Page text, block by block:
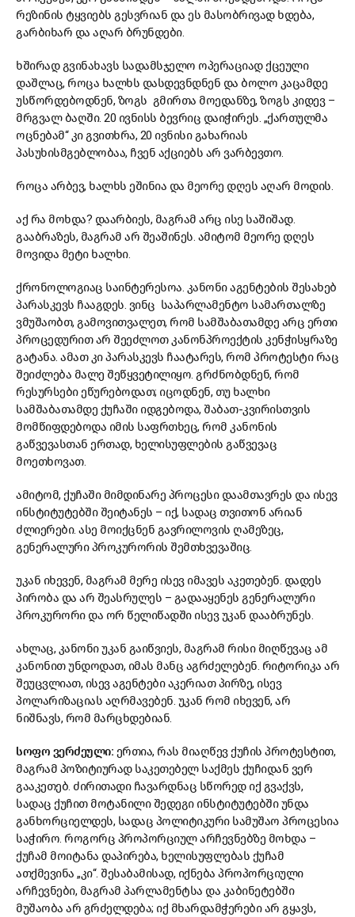
რეზინის ტყვიებს გესვრიან და ეს მასობრივად ხდება,
გარბიხარ და აღარ ბრუნდები.
ხშირად გვინახავს სადამსჯელო ოპერაციად ქცეული
დაშლაც, როცა ხალხს დასდევნდნენ და ბოლო კაცამდე
უსწორდებოდნენ, ზოგს გმირთა მოედანზე, ზოგს კიდევ –
მრგვალ ბაღში. 20 ივნისს ბევრიც დაიჭირეს. „ქართულმა
ოცნებამ“ კი გვითხრა, 20 ივნისი გახარიას
პასუხისმგებლობაა, ჩვენ აქციებს არ ვარბევთო.
როცა არბევ, ხალხს ეშინია და მეორე დღეს აღარ მოდის.
აქ რა მოხდა? დაარბიეს, მაგრამ არც ისე საშიშად.
გააბრაზეს, მაგრამ არ შეაშინეს. ამიტომ მეორე დღეს
მოვიდა მეტი ხალხი.
ქრონოლოგიაც საინტერესოა. კანონი აგენტების შესახებ
პარასკევს ჩააგდეს. ვინც საპარლამენტო სამართალზე
ვმუშაობთ, გამოვითვალეთ, რომ სამშაბათამდე არც ერთი
პროცედურით არ შეეძლოთ კანონპროექტის კენჭისყრაზე
გატანა. ამათ კი პარასკევს ჩაატარეს, რომ პროტესტი რაც
შეიძლება მალე შეწყვეტილიყო. გრძნობდნენ, რომ
რესურსები ეწურებოდათ; იცოდნენ, თუ ხალხი
სამშაბათამდე ქუჩაში იდგებოდა, შაბათ-კვირისთვის
მომწიფდებოდა იმის საფრთხეც, რომ კანონის
გაწვევასთან ერთად, ხელისუფლების გაწვევაც
მოეთხოვათ.
ამიტომ, ქუჩაში მიმდინარე პროცესი დაამთავრეს და ისევ
ინსტიტუტებში შეიტანეს – იქ, სადაც თვითონ არიან
ძლიერები. ასე მოიქცნენ გავრილოვის ღამეზეც,
გენერალური პროკურორის შემთხვევაშიც.
უკან იხევენ, მაგრამ მერე ისევ იმავეს აკეთებენ. დადეს
პირობა და არ შეასრულეს – გადააყენეს გენერალური
პროკურორი და ორ წელიწადში ისევ უკან დააბრუნეს.
ახლაც, კანონი უკან გაიწვიეს, მაგრამ რისი მიღწევაც ამ
კანონით უნდოდათ, იმას მანც აგრძელებენ. რიტორიკა არ
შეუცვლიათ, ისევ აგენტები აკერიათ პირზე, ისევ
პოლარიზაციას აღრმავებენ. უკან რომ იხევენ, არ
ნიშნავს, რომ მარცხდებიან.
სოფო ვერძეული: ერთია, რას მიაღწევ ქუჩის პროტესტით,
მაგრამ პოზიტიურად საკეთებელ საქმეს ქუჩიდან ვერ
გააკეთებ. ძირითადი ჩავარდნაც სწორედ იქ გვაქვს,
სადაც ქუჩით მოტანილი შედეგი ინსტიტუტებში უნდა
განხორციელდეს, სადაც პოლიტიკური სამუშაო პროცესია
საჭირო. როგორც პროპორციულ არჩევნებზე მოხდა –
ქუჩამ მოიტანა დაპირება, ხელისუფლებას ქუჩამ
ათქმევინა „კი“. შესაბამისად, იქნება პროპორციული
არჩევნები, მაგრამ პარლამენტსა და კაბინეტებში
მუშაობა არ გრძელდება; იქ მხარდამჭერები არ გყავს,